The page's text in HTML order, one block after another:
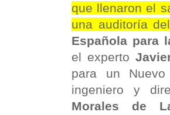
que llenaron el
una auditoría
Española para
el experto
para un
ingeniero y
Morales de